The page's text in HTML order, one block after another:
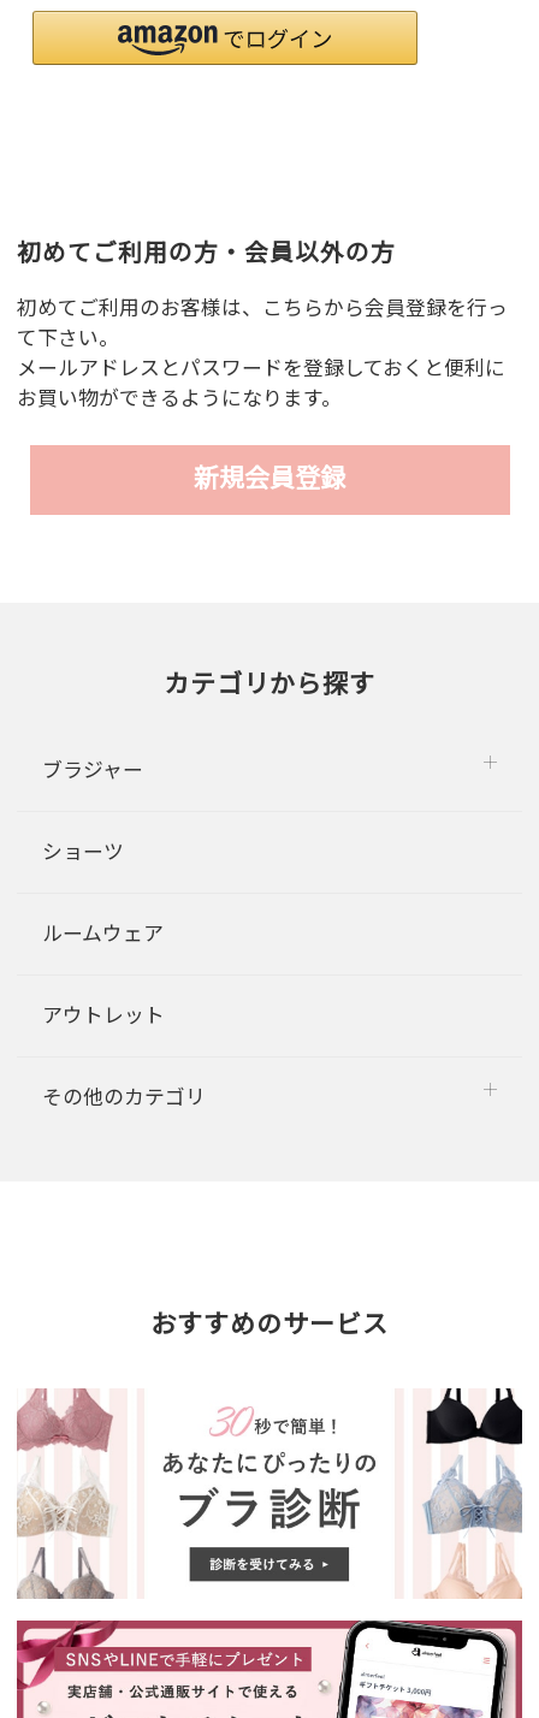
初めてご利用の方・会員以外の方
初めてご利用のお客様は、こちらから会員登録を行っ
て下さい。
メールアドレスとパスワードを登録しておくと便利に
お買い物ができるようになります。
カテゴリから探す
ブラジャー
ショーツ
ルームウェア
アウトレット
その他のカテゴリ
おすすめのサービス